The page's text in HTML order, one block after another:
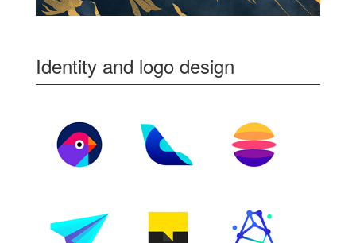
Identity and logo design